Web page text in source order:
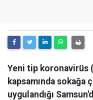
Yeni tip koronavirüs
kapsamında sokağa
uygulandığı